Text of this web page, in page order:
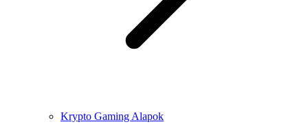
Krypto Gaming Alapok